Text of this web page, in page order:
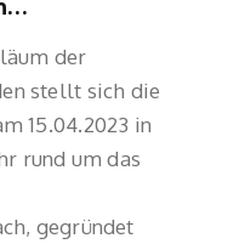
der
stellt sich die
15.04.2023 in
rund um das
gegründet